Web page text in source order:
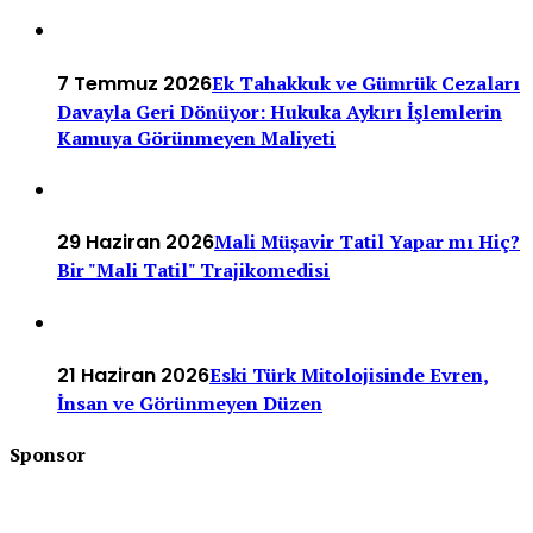
7 Temmuz 2026Ek Tahakkuk ve Gümrük Cezaları
Davayla Geri Dönüyor: Hukuka Aykırı İşlemlerin
Kamuya Görünmeyen Maliyeti
29 Haziran 2026Mali Müşavir Tatil Yapar mı Hiç?
Bir "Mali Tatil" Trajikomedisi
21 Haziran 2026Eski Türk Mitolojisinde Evren,
İnsan ve Görünmeyen Düzen
Sponsor